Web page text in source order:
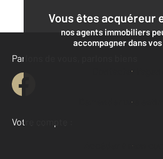
Vous êtes acquéreur
nos agents immobiliers
accompagner dans
Contacter
Demander une
Parlons de vous, parlons biens
Votre compte :
Accéder à mon